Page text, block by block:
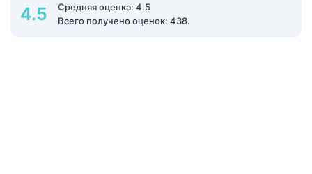
4.5
Средняя оценка: 4.5
Всего получено оценок: 438.